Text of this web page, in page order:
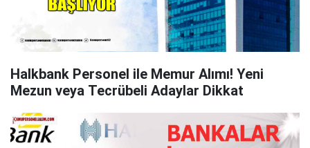
Halkbank Personel ile Memur Alımı! Yeni
Mezun veya Tecrübeli Adaylar Dikkat